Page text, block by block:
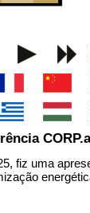
fiz uma